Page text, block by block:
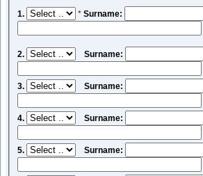
1. * Surname:
2. Surname:
3. Surname:
4. Surname:
5. Surname: